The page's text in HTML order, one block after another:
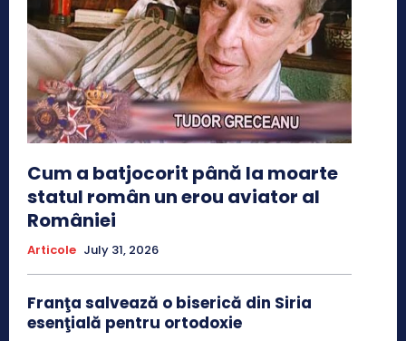
Cum a batjocorit până la moarte
statul român un erou aviator al
României
Articole July 31, 2026
Franţa salvează o biserică din Siria
esenţială pentru ortodoxie